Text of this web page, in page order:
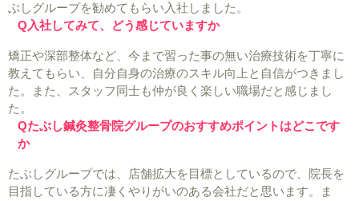
ぶしグループを勧めてもらい入社しました。
Q入社してみて、どう感じていますか
矯正や深部整体など、今まで習った事の無い治療技術を丁寧に
教えてもらい、自分自身の治療のスキル向上と自信がつきまし
た。また、スタッフ同士も仲が良く楽しい職場だと感じまし
た。
Qたぶし鍼灸整骨院グループのおすすめポイントはどこです
か
たぶしグループでは、店舗拡大を目標としているので、院長を
目指している方に凄くやりがいのある会社だと思います。ま